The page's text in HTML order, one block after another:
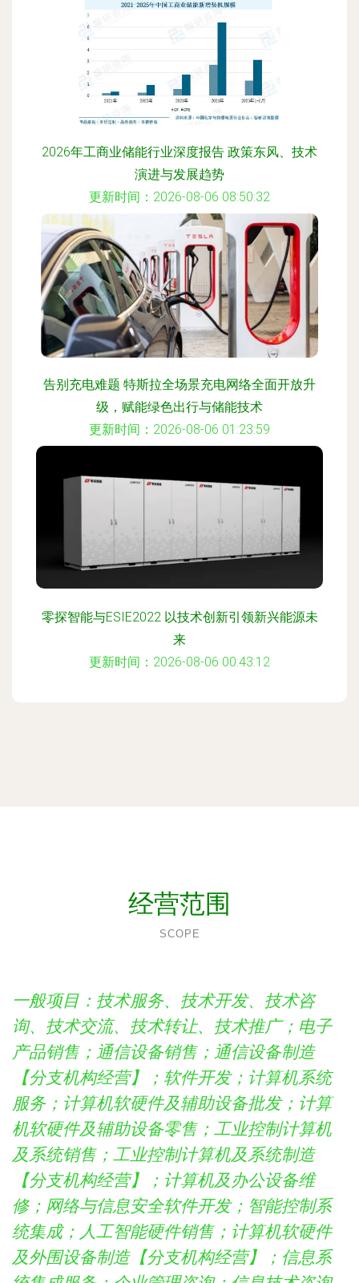
2026年工商业储能行业深度报告 政策东风、技术
演进与发展趋势
更新时间：2026-08-06 08:50:32
告别充电难题 特斯拉全场景充电网络全面开放升
级，赋能绿色出行与储能技术
更新时间：2026-08-06 01:23:59
零探智能与ESIE2022 以技术创新引领新兴能源未
来
更新时间：2026-08-06 00:43:12
经营范围
SCOPE
一般项目：技术服务、技术开发、技术咨
询、技术交流、技术转让、技术推广；电子
产品销售；通信设备销售；通信设备制造
【分支机构经营】；软件开发；计算机系统
服务；计算机软硬件及辅助设备批发；计算
机软硬件及辅助设备零售；工业控制计算机
及系统销售；工业控制计算机及系统制造
【分支机构经营】；计算机及办公设备维
修；网络与信息安全软件开发；智能控制系
统集成；人工智能硬件销售；计算机软硬件
及外围设备制造【分支机构经营】；信息系